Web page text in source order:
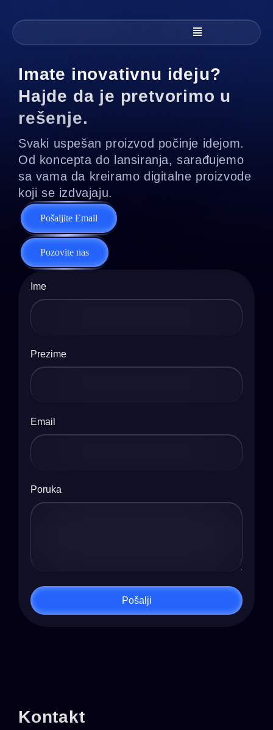
Imate inovativnu ideju?
Hajde da je pretvorimo u
rešenje.
Svaki uspešan proizvod počinje idejom.
Od koncepta do lansiranja, sarađujemo
sa vama da kreiramo digitalne proizvode
koji se izdvajaju.
Pošaljite Email
Pozovite nas
Ime
Prezime
Email
Poruka
Pošalji
Kontakt